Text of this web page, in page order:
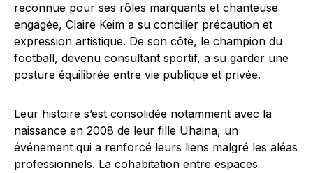
reconnue pour ses rôles marquants et chanteuse
engagée, Claire Keim a su concilier précaution et
expression artistique. De son côté, le champion du
football, devenu consultant sportif, a su garder une
posture équilibrée entre vie publique et privée.
Leur histoire s’est consolidée notamment avec la
naissance en 2008 de leur fille Uhaina, un
événement qui a renforcé leurs liens malgré les aléas
professionnels. La cohabitation entre espaces